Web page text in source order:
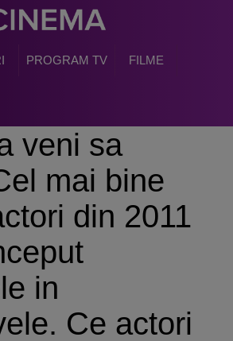
PROGRAM TV FILME
veni sa
mai bine
din 2011
in
Ce actori